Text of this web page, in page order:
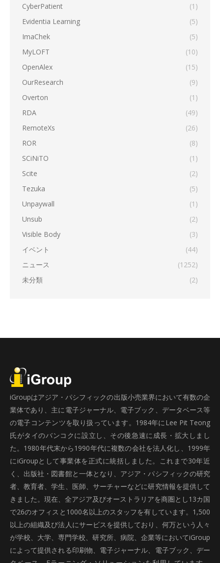
CyberPatient
(1)
Evidentia Learning
(5)
ImaChek
(5)
MyLOFT
(10)
OpenAlex
(15)
OurResearch
(9)
Overton
(1)
RDA
(49)
RemoteXs
(26)
ROR
(8)
SCiNiTO
(1)
Scite
(2)
Tezuka
(5)
Unpaywall
(1)
Unsub
(2)
Visible Body
(3)
イベント
(44)
ニュース
(1252)
未分類
(2)
iGroupはアジア・パシフィックの出版小売業界において有数の企
業体であり、主に電子ジャーナル、電子ブック、データベース等
の電子コンテンツを取り扱っています。1984年にLee Pit Teong
氏がタイのバンコクに設立し、その後急速に成長・拡大しまし
た。1980年代末から1990年代に複数の会社を法人化し、1999年
にiGroupとして事業体を正式に統括しました。これまで30年近
く、出版社・図書館と一体となり、アジア・パシフィックの研究
者、教育者、学生、医師、サーチャーなどに研究情報を提供して
きました。現在、全アジア及びオーストラリアを商圏とし13カ国
で26のオフィスと1000名以上のスタッフを有しています。1,500
以上の組織及び法人にサービスを提供しており、何万という人々
が学校、大学、専門学校、研究所、病院、企業等においてiGroup
によって提供される印刷物、電子ジャーナル、電子ブック、デー